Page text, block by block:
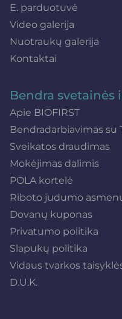
E. parduotuvė
Video galerija
Nuotraukų galerija
Kontaktai
Bendra svetainės
Apie BIOFIRST
Bendradarbiavimas su
Sveikatos draudimas
Mokėjimas dalimis
POLA kortelė
Riboto judumo
Dovanų kuponas
Privatumo politika
Slapukų politika
Vidaus tvarkos
D.U.K.